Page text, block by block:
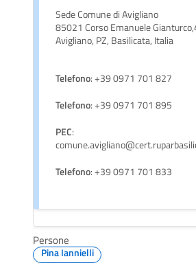
Sede Comune di Avigliano
85021 Corso Emanuele
Avigliano, PZ, Basilicata, Italia
Telefono: +39 0971 701 827
Telefono: +39 0971 701 895
PEC:
Telefono: +39 0971 701 833
Persone
Pina Iannielli